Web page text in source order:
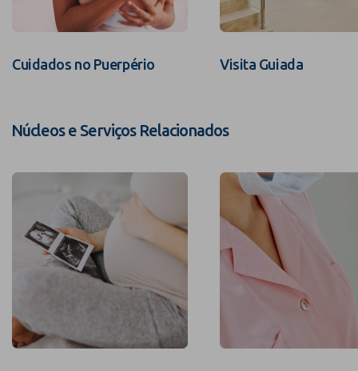
Cuidados no Puerpério Visita Guiada
Núcleos e Serviços Relacionados